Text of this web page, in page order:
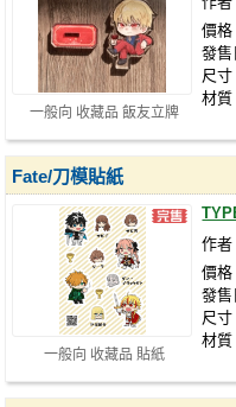
一般向 收藏品 飯友立牌
價格
發售
尺
材質
一般向 收藏品 貼紙
Fate/刀模貼紙
作者
價格
發售
尺
材質